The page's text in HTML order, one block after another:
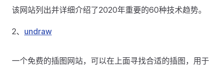
该网站列出并详细介绍了2020年重要的60种技术趋势。
2、 undraw
一个免费的插图网站，可以在上面寻找合适的插图，用于